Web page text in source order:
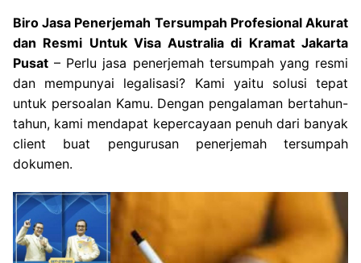
Biro Jasa Penerjemah Tersumpah Profesional Akurat
dan Resmi Untuk Visa Australia di Kramat Jakarta
Pusat – Perlu jasa penerjemah tersumpah yang resmi
dan mempunyai legalisasi? Kami yaitu solusi tepat
untuk persoalan Kamu. Dengan pengalaman bertahun-
tahun, kami mendapat kepercayaan penuh dari banyak
client buat pengurusan penerjemah tersumpah
dokumen.